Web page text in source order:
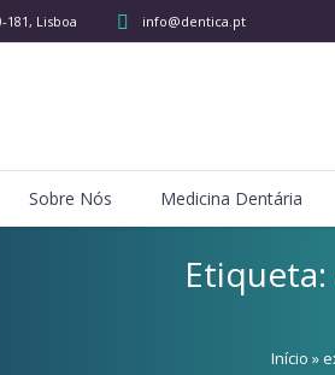
181, Lisboa info@dentica.pt
Sobre Nós Medicina Dentária
Etiqueta:
Início »